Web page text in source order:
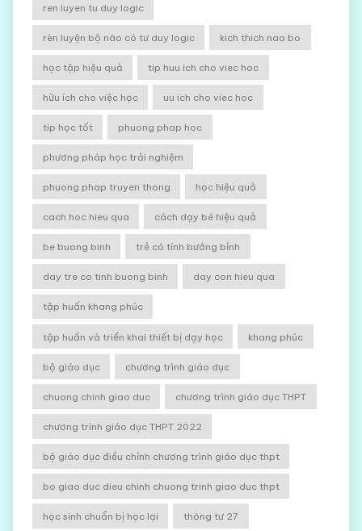
ren luyen tu duy logic
rèn luyện bộ não có tư duy logic kich thich nao bo
học tập hiệu quả tip huu ich cho viec hoc
hữu ích cho việc học uu ich cho viec hoc
tip học tốt phuong phap hoc
phương pháp học trải nghiệm
phuong phap truyen thong học hiệu quả
cach hoc hieu qua cách dạy bé hiệu quả
be buong binh trẻ có tính bướng bỉnh
day tre co tinh buong binh day con hieu qua
tập huấn khang phúc
tập huấn và triển khai thiết bị dạy học khang phúc
bộ giáo dục chương trình giáo dục
chuong chinh giao duc chương trình giáo dục THPT
chương trình giáo dục THPT 2022
bộ giáo dục điều chỉnh chương trình giáo dục thpt
bo giao duc dieu chinh chuong trinh giao duc thpt
học sinh chuẩn bị học lại thông tư 27